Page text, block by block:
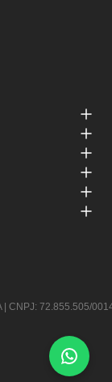
| CNPJ: 72.855.505/